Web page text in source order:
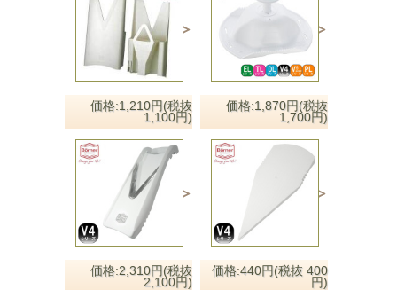
価格:1,210円(税抜
1,100円)
価格:1,870円(税抜
1,700円)
価格:2,310円(税抜
2,100円)
価格:440円(税抜 400
円)